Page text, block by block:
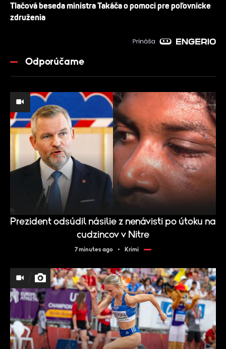
Tlačová beseda ministra Takáča o pomoci pre poľovnícke
združenia
Odporúčame
Prezident odsúdil násilie z nenávisti po útoku na
cudzincov v Nitre
7 minutes ago Krimi